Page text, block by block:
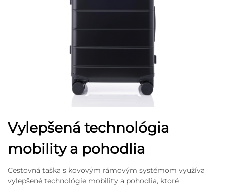
Vylepšená technológia
mobility a pohodlia
Cestovná taška s kovovým rámovým systémom využíva
vylepšené technológie mobility a pohodlia, ktoré